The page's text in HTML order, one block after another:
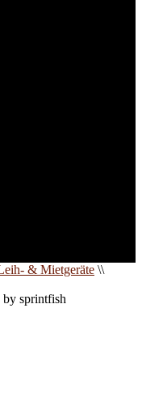
& Mietgeräte \\
sprintfish